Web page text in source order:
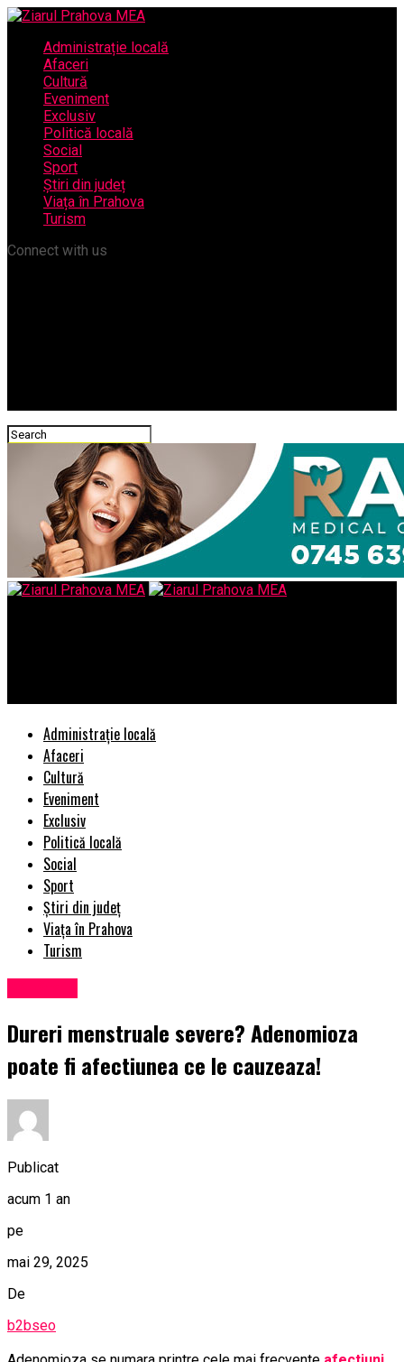
Administrație locală
Afaceri
Cultură
Eveniment
Exclusiv
Politică locală
Social
Sport
Știri din județ
Viața în Prahova
Turism
Connect with us
Administrație locală
Afaceri
Cultură
Eveniment
Exclusiv
Politică locală
Social
Sport
Știri din județ
Viața în Prahova
Turism
Dureri menstruale severe? Adenomioza
poate fi afectiunea ce le cauzeaza!
Publicat
acum 1 an
pe
mai 29, 2025
De
b2bseo